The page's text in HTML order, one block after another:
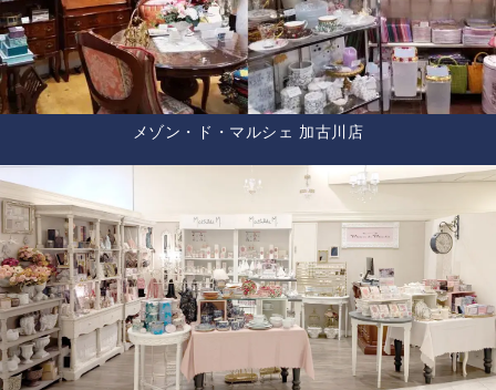
メゾン・ド・マルシェ 加古川店